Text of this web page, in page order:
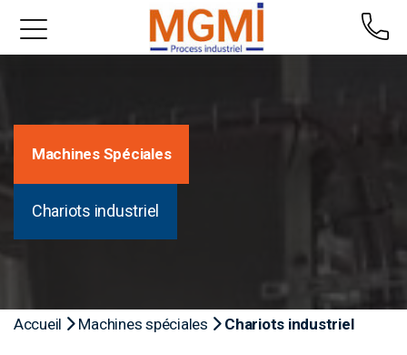
Machines Spéciales
Chariots industriel
Accueil Machines spéciales Chariots industriel